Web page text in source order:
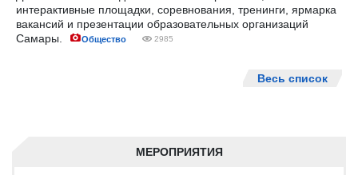
МЕРОПРИЯТИЯ
интерактивные площадки, соревнования, тренинги, ярмарка
вакансий и презентации образовательных организаций
Самары.
Общество 2985
Весь список